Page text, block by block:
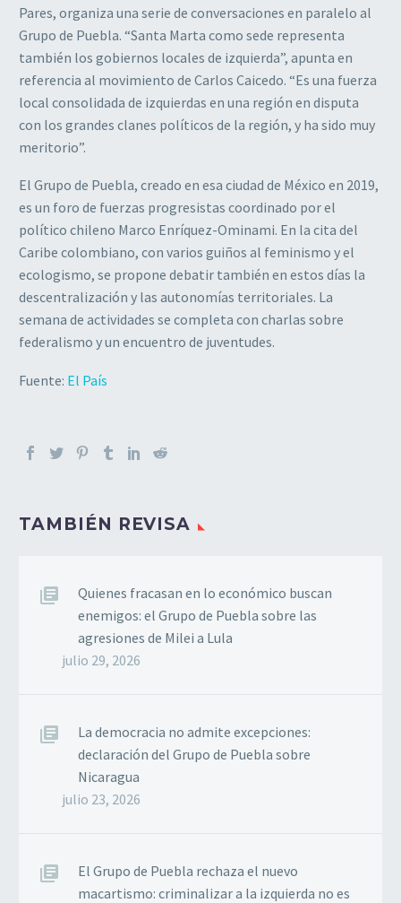
Pares, organiza una serie de conversaciones en paralelo al
Grupo de Puebla. “Santa Marta como sede representa
también los gobiernos locales de izquierda”, apunta en
referencia al movimiento de Carlos Caicedo. “Es una fuerza
local consolidada de izquierdas en una región en disputa
con los grandes clanes políticos de la región, y ha sido muy
meritorio”.
El Grupo de Puebla, creado en esa ciudad de México en 2019,
es un foro de fuerzas progresistas coordinado por el
político chileno Marco Enríquez-Ominami. En la cita del
Caribe colombiano, con varios guiños al feminismo y el
ecologismo, se propone debatir también en estos días la
descentralización y las autonomías territoriales. La
semana de actividades se completa con charlas sobre
federalismo y un encuentro de juventudes.
Fuente: El País
TAMBIÉN REVISA
Quienes fracasan en lo económico buscan
enemigos: el Grupo de Puebla sobre las
agresiones de Milei a Lula
julio 29, 2026
La democracia no admite excepciones:
declaración del Grupo de Puebla sobre
Nicaragua
julio 23, 2026
El Grupo de Puebla rechaza el nuevo
macartismo: criminalizar a la izquierda no es